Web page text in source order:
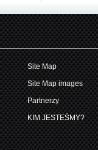
Site Map
Site Map images
Partnerzy
KIM JESTEŚMY?